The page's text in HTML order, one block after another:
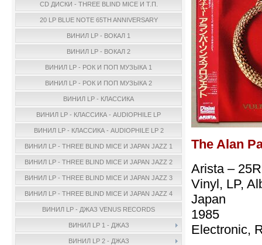
CD ДИСКИ - THREE BLIND MICE И Т.П.
20 LP BLUE NOTE 65TH ANNIVERSARY
ВИНИЛ LP - ВОКАЛ 1
ВИНИЛ LP - ВОКАЛ 2
ВИНИЛ LP - РОК И ПОП МУЗЫКА 1
ВИНИЛ LP - РОК И ПОП МУЗЫКА 2
ВИНИЛ LP - КЛАССИКА
ВИНИЛ LP - КЛАССИКА - AUDIOPHILE LP
ВИНИЛ LP - КЛАССИКА - AUDIOPHILE LP 2
ВИНИЛ LP - THREE BLIND MICE И JAPAN JAZZ 1
ВИНИЛ LP - THREE BLIND MICE И JAPAN JAZZ 2
ВИНИЛ LP - THREE BLIND MICE И JAPAN JAZZ 3
ВИНИЛ LP - THREE BLIND MICE И JAPAN JAZZ 4
ВИНИЛ LP - ДЖАЗ VENUS RECORDS
ВИНИЛ LP 1 - ДЖАЗ
ВИНИЛ LP 2 - ДЖАЗ
The Alan
Arista –
Vinyl, LP,
Japan
1985
Electronic,